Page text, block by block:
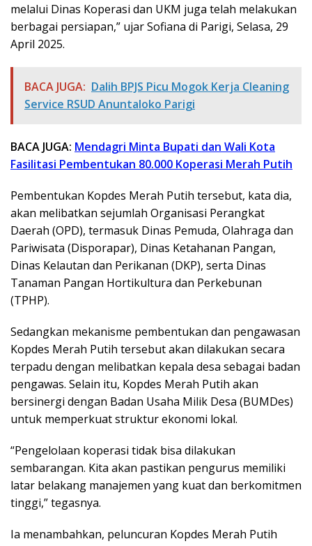
melalui Dinas Koperasi dan UKM juga telah melakukan
berbagai persiapan,” ujar Sofiana di Parigi, Selasa, 29
April 2025.
BACA JUGA: Dalih BPJS Picu Mogok Kerja Cleaning
Service RSUD Anuntaloko Parigi
BACA JUGA: Mendagri Minta Bupati dan Wali Kota
Fasilitasi Pembentukan 80.000 Koperasi Merah Putih
Pembentukan Kopdes Merah Putih tersebut, kata dia,
akan melibatkan sejumlah Organisasi Perangkat
Daerah (OPD), termasuk Dinas Pemuda, Olahraga dan
Pariwisata (Disporapar), Dinas Ketahanan Pangan,
Dinas Kelautan dan Perikanan (DKP), serta Dinas
Tanaman Pangan Hortikultura dan Perkebunan
(TPHP).
Sedangkan mekanisme pembentukan dan pengawasan
Kopdes Merah Putih tersebut akan dilakukan secara
terpadu dengan melibatkan kepala desa sebagai badan
pengawas. Selain itu, Kopdes Merah Putih akan
bersinergi dengan Badan Usaha Milik Desa (BUMDes)
untuk memperkuat struktur ekonomi lokal.
“Pengelolaan koperasi tidak bisa dilakukan
sembarangan. Kita akan pastikan pengurus memiliki
latar belakang manajemen yang kuat dan berkomitmen
tinggi,” tegasnya.
Ia menambahkan, peluncuran Kopdes Merah Putih